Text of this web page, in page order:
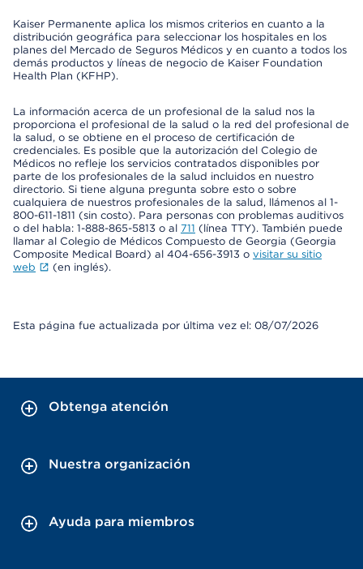
Kaiser Permanente aplica los mismos criterios en cuanto a la
distribución geográfica para seleccionar los hospitales en los
planes del Mercado de Seguros Médicos y en cuanto a todos los
demás productos y líneas de negocio de Kaiser Foundation
Health Plan (KFHP).
La información acerca de un profesional de la salud nos la
proporciona el profesional de la salud o la red del profesional de
la salud, o se obtiene en el proceso de certificación de
credenciales. Es posible que la autorización del Colegio de
Médicos no refleje los servicios contratados disponibles por
parte de los profesionales de la salud incluidos en nuestro
directorio. Si tiene alguna pregunta sobre esto o sobre
cualquiera de nuestros profesionales de la salud, llámenos al 1-
800-611-1811 (sin costo). Para personas con problemas auditivos
o del habla: 1-888-865-5813 o al 711 (línea TTY). También puede
llamar al Colegio de Médicos Compuesto de Georgia (Georgia
Composite Medical Board) al 404-656-3913 o visitar su sitio
web
(en inglés).
Esta página fue actualizada por última vez el: 08/07/2026
Obtenga atención
Nuestra organización
Ayuda para miembros